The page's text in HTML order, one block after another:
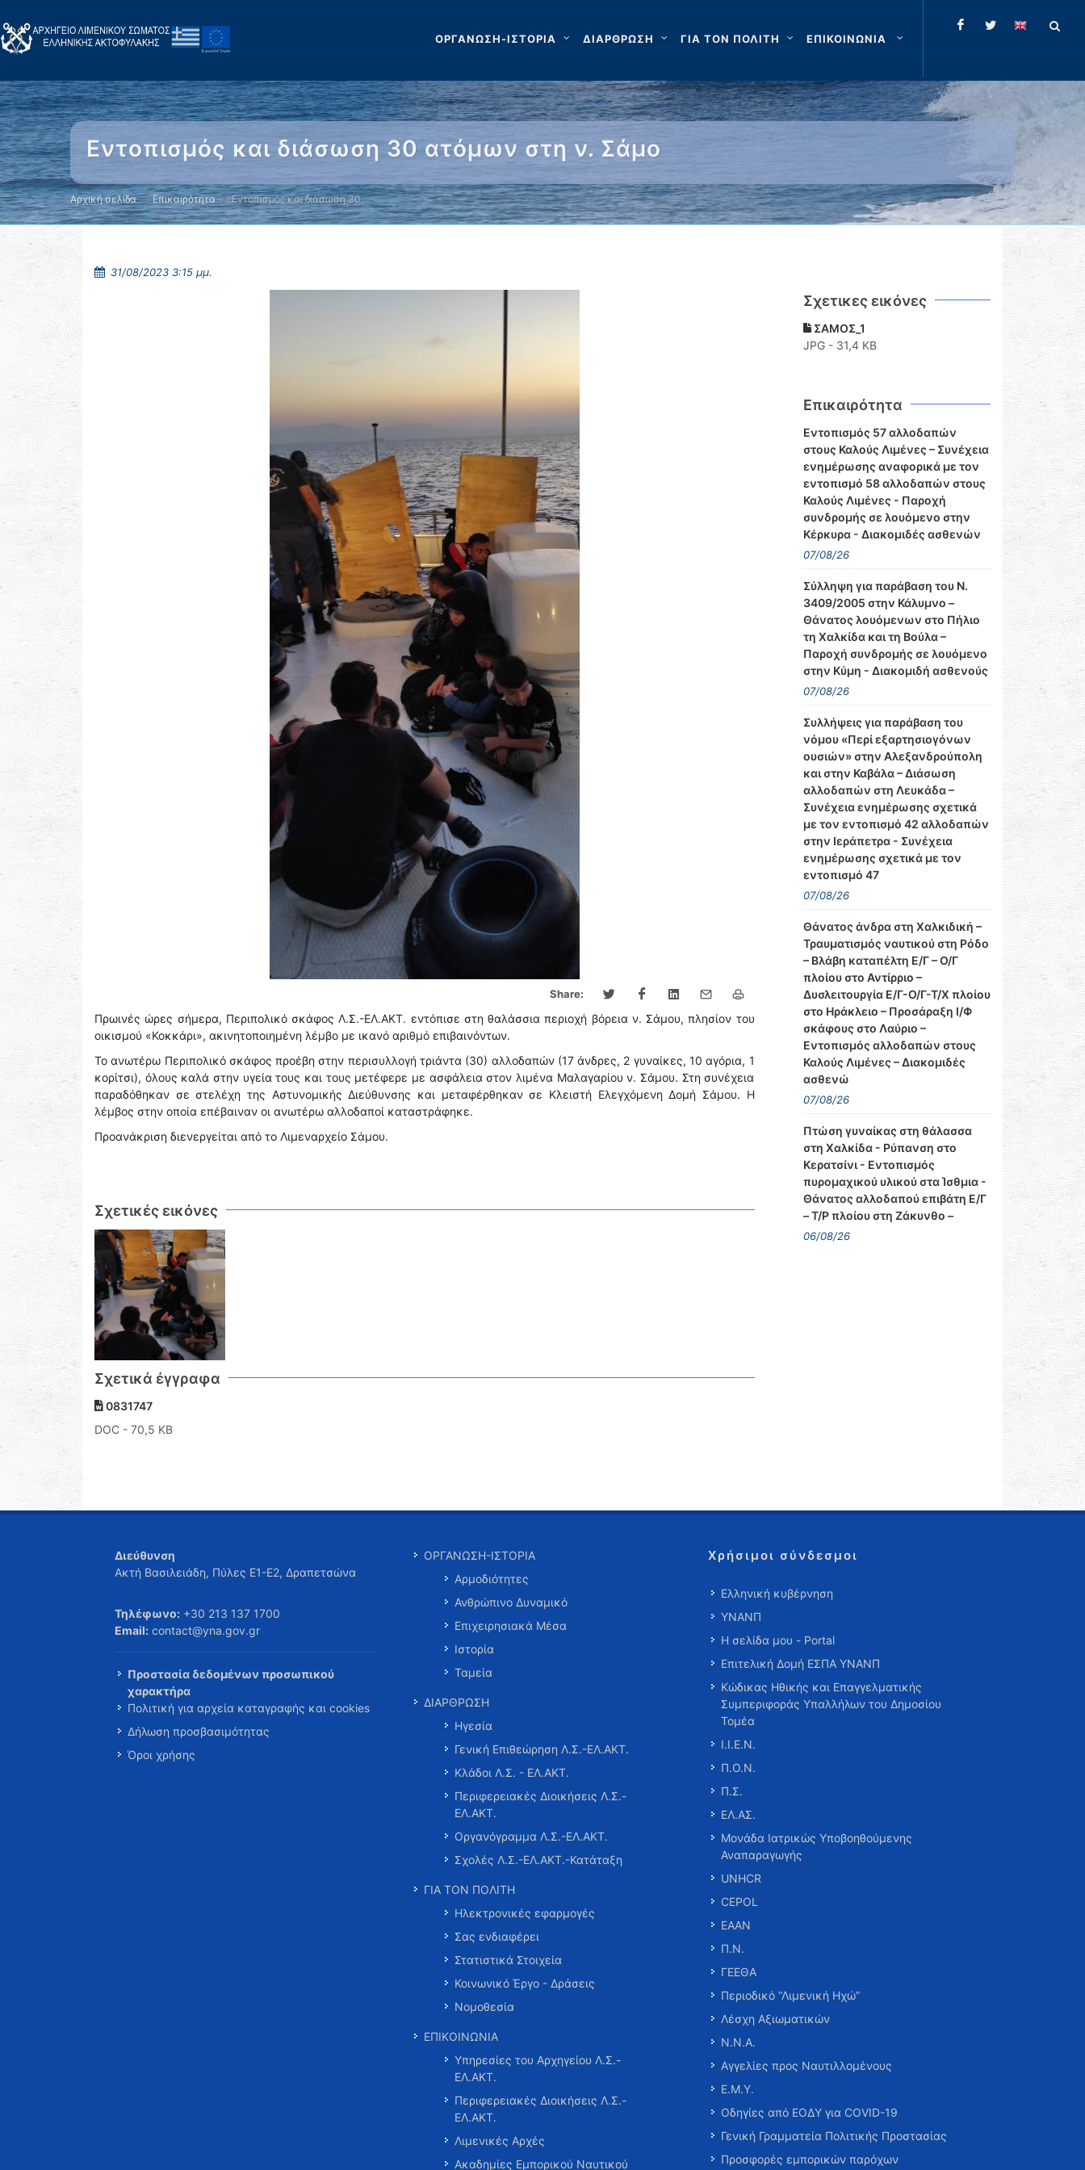
ΟΡΓΑΝΩΣΗ-ΙΣΤΟΡΙΑ ΔΙΑΡΘΡΩΣΗ ΓΙΑ ΤΟΝ ΠΟΛΙΤΗ ΕΠΙΚΟΙΝΩΝΙΑ
Εντοπισμός και διάσωση 30 ατόμων στη ν. Σάμο
Αρχική σελίδα Επικαιρότητα Εντοπισμός και διάσωση 30 …
31/08/2023 3:15 μμ.
Share:
Πρωινές ώρες σήμερα, Περιπολικό σκάφος Λ.Σ.-ΕΛ.ΑΚΤ. εντόπισε στη θαλάσσια περιοχή βόρεια ν. Σάμου, πλησίον του
οικισμού «Κοκκάρι», ακινητοποιημένη λέμβο με ικανό αριθμό επιβαινόντων.
Το ανωτέρω Περιπολικό σκάφος προέβη στην περισυλλογή τριάντα (30) αλλοδαπών (17 άνδρες, 2 γυναίκες, 10 αγόρια, 1
κορίτσι), όλους καλά στην υγεία τους και τους μετέφερε με ασφάλεια στον λιμένα Μαλαγαρίου ν. Σάμου. Στη συνέχεια
παραδόθηκαν σε στελέχη της Αστυνομικής Διεύθυνσης και μεταφέρθηκαν σε Κλειστή Ελεγχόμενη Δομή Σάμου. Η
λέμβος στην οποία επέβαιναν οι ανωτέρω αλλοδαποί καταστράφηκε.
Προανάκριση διενεργείται από το Λιμεναρχείο Σάμου.
Σχετικές εικόνες
Σχετικά έγγραφα
0831747
DOC - 70,5 KB
Σχετικες εικόνες
ΣΑΜΟΣ_1
JPG - 31,4 KB
Επικαιρότητα
Εντοπισμός 57 αλλοδαπών
στους Καλούς Λιμένες – Συνέχεια
ενημέρωσης αναφορικά με τον
εντοπισμό 58 αλλοδαπών στους
Καλούς Λιμένες - Παροχή
συνδρομής σε λουόμενο στην
Κέρκυρα - Διακομιδές ασθενών
07/08/26
Σύλληψη για παράβαση του Ν.
3409/2005 στην Κάλυμνο –
Θάνατος λουόμενων στο Πήλιο
τη Χαλκίδα και τη Βούλα –
Παροχή συνδρομής σε λουόμενο
στην Κύμη - Διακομιδή ασθενούς
07/08/26
Συλλήψεις για παράβαση του
νόμου «Περί εξαρτησιογόνων
ουσιών» στην Αλεξανδρούπολη
και στην Καβάλα – Διάσωση
αλλοδαπών στη Λευκάδα –
Συνέχεια ενημέρωσης σχετικά
με τον εντοπισμό 42 αλλοδαπών
στην Ιεράπετρα - Συνέχεια
ενημέρωσης σχετικά με τον
εντοπισμό 47
07/08/26
Θάνατος άνδρα στη Χαλκιδική –
Τραυματισμός ναυτικού στη Ρόδο
– Βλάβη καταπέλτη Ε/Γ – Ο/Γ
πλοίου στο Αντίρριο –
Δυσλειτουργία Ε/Γ-Ο/Γ-Τ/Χ πλοίου
στο Ηράκλειο – Προσάραξη Ι/Φ
σκάφους στο Λαύριο –
Εντοπισμός αλλοδαπών στους
Καλούς Λιμένες – Διακομιδές
ασθενώ
07/08/26
Πτώση γυναίκας στη θάλασσα
στη Χαλκίδα - Ρύπανση στο
Κερατσίνι - Εντοπισμός
πυρομαχικού υλικού στα Ίσθμια -
Θάνατος αλλοδαπού επιβάτη Ε/Γ
– Τ/Ρ πλοίου στη Ζάκυνθο –
06/08/26
Διεύθυνση
Ακτή Βασιλειάδη, Πύλες Ε1-Ε2, Δραπετσώνα
Τηλέφωνο: +30 213 137 1700
Email: contact@yna.gov.gr
Προστασία δεδομένων προσωπικού
χαρακτήρα
Πολιτική για αρχεία καταγραφής και cookies
Δήλωση προσβασιμότητας
Όροι χρήσης
ΟΡΓΑΝΩΣΗ-ΙΣΤΟΡΙΑ
Αρμοδιότητες
Ανθρώπινο Δυναμικό
Επιχειρησιακά Μέσα
Ιστορία
Ταμεία
ΔΙΑΡΘΡΩΣΗ
Ηγεσία
Γενική Επιθεώρηση Λ.Σ.-ΕΛ.ΑΚΤ.
Κλάδοι Λ.Σ. - ΕΛ.ΑΚΤ.
Περιφερειακές Διοικήσεις Λ.Σ.-
ΕΛ.ΑΚΤ.
Οργανόγραμμα Λ.Σ.-ΕΛ.ΑΚΤ.
Σχολές Λ.Σ.-ΕΛ.ΑΚΤ.-Κατάταξη
ΓΙΑ ΤΟΝ ΠΟΛΙΤΗ
Ηλεκτρονικές εφαρμογές
Σας ενδιαφέρει
Στατιστικά Στοιχεία
Κοινωνικό Έργο - Δράσεις
Νομοθεσία
ΕΠΙΚΟΙΝΩΝΙΑ
Υπηρεσίες του Αρχηγείου Λ.Σ.-
ΕΛ.ΑΚΤ.
Περιφερειακές Διοικήσεις Λ.Σ.-
ΕΛ.ΑΚΤ.
Λιμενικές Αρχές
Ακαδημίες Εμπορικού Ναυτικού
Χρήσιμοι σύνδεσμοι
Ελληνική κυβέρνηση
ΥΝΑΝΠ
Η σελίδα μου - Portal
Επιτελική Δομή ΕΣΠΑ ΥΝΑΝΠ
Κώδικας Ηθικής και Επαγγελματικής
Συμπεριφοράς Υπαλλήλων του Δημοσίου
Τομέα
Ι.Ι.Ε.Ν.
Π.Ο.Ν.
Π.Σ.
ΕΛ.ΑΣ.
Μονάδα Ιατρικώς Υποβοηθούμενης
Αναπαραγωγής
UNHCR
CEPOL
ΕΑΑΝ
Π.Ν.
ΓΕΕΘΑ
Περιοδικό “Λιμενική Ηχώ”
Λέσχη Αξιωματικών
Ν.Ν.Α.
Αγγελίες προς Ναυτιλλομένους
Ε.Μ.Υ.
Οδηγίες από ΕΟΔΥ για COVID-19
Γενική Γραμματεία Πολιτικής Προστασίας
Προσφορές εμπορικών παρόχων